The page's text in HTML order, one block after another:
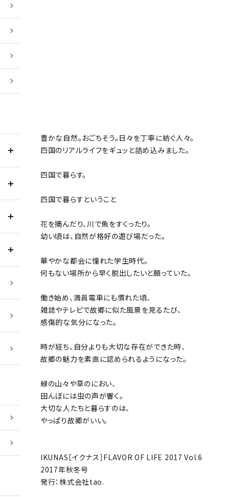
豊かな自然。おごちそう。日々を丁寧に紡ぐ人々。
四国のリアルライフをギュッと詰め込みました。
四国で暮らす。
四国で暮らすということ
花を摘んだり、川で魚をすくったり。
幼い頃は、自然が格好の遊び場だった。
華やかな都会に憧れた学生時代。
何もない場所から早く脱出したいと願っていた。
働き始め、満員電車にも慣れた頃、
雑誌やテレビで故郷に似た風景を見るたび、
感傷的な気分になった。
時が経ち、自分よりも大切な存在ができた時、
故郷の魅力を素直に認められるようになった。
緑の山々や草のにおい、
田んぼには虫の声が響く。
大切な人たちと暮らすのは、
やっぱり故郷がいい。
IKUNAS［イクナス］FLAVOR OF LIFE 2017 Vol.6
2017年秋冬号
発行：株式会社tao.